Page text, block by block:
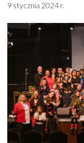
9 stycznia 2024 r.